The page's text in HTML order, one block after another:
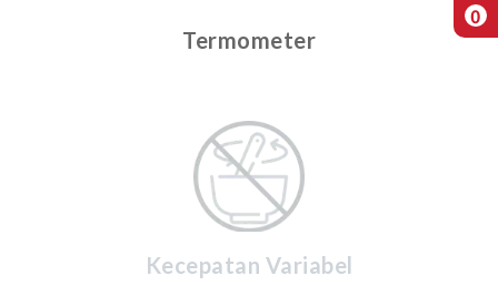
Termometer
Kecepatan Variabel
0